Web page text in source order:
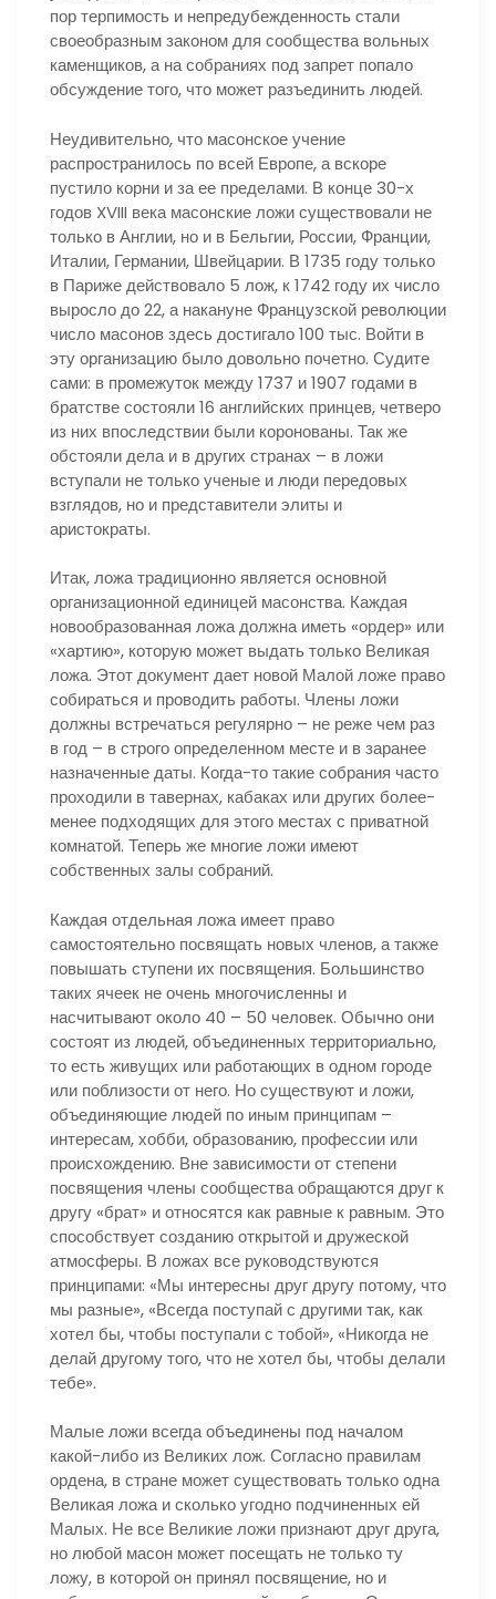
пор терпимость и непредубежденность стали
своеобразным законом для сообщества вольных
каменщиков, а на собраниях под запрет попало
обсуждение того, что может разъединить людей.
Неудивительно, что масонское учение
распространилось по всей Европе, а вскоре
пустило корни и за ее пределами. В конце 30-х
годов XVIII века масонские ложи существовали не
только в Англии, но и в Бельгии, России, Франции,
Италии, Германии, Швейцарии. В 1735 году только
в Париже действовало 5 лож, к 1742 году их число
выросло до 22, а накануне Французской революции
число масонов здесь достигало 100 тыс. Войти в
эту организацию было довольно почетно. Судите
сами: в промежуток между 1737 и 1907 годами в
братстве состояли 16 английских принцев, четверо
из них впоследствии были коронованы. Так же
обстояли дела и в других странах – в ложи
вступали не только ученые и люди передовых
взглядов, но и представители элиты и
аристократы.
Итак, ложа традиционно является основной
организационной единицей масонства. Каждая
новообразованная ложа должна иметь «ордер» или
«хартию», которую может выдать только Великая
ложа. Этот документ дает новой Малой ложе право
собираться и проводить работы. Члены ложи
должны встречаться регулярно – не реже чем раз
в год – в строго определенном месте и в заранее
назначенные даты. Когда-то такие собрания часто
проходили в тавернах, кабаках или других более-
менее подходящих для этого местах с приватной
комнатой. Теперь же многие ложи имеют
собственных залы собраний.
Каждая отдельная ложа имеет право
самостоятельно посвящать новых членов, а также
повышать ступени их посвящения. Большинство
таких ячеек не очень многочисленны и
насчитывают около 40 – 50 человек. Обычно они
состоят из людей, объединенных территориально,
то есть живущих или работающих в одном городе
или поблизости от него. Но существуют и ложи,
объединяющие людей по иным принципам –
интересам, хобби, образованию, профессии или
происхождению. Вне зависимости от степени
посвящения члены сообщества обращаются друг к
другу «брат» и относятся как равные к равным. Это
способствует созданию открытой и дружеской
атмосферы. В ложах все руководствуются
принципами: «Мы интересны друг другу потому, что
мы разные», «Всегда поступай с другими так, как
хотел бы, чтобы поступали с тобой», «Никогда не
делай другому того, что не хотел бы, чтобы делали
тебе».
Малые ложи всегда объединены под началом
какой-либо из Великих лож. Согласно правилам
ордена, в стране может существовать только одна
Великая ложа и сколько угодно подчиненных ей
Малых. Не все Великие ложи признают друг друга,
но любой масон может посещать не только ту
ложу, в которой он принял посвящение, но и